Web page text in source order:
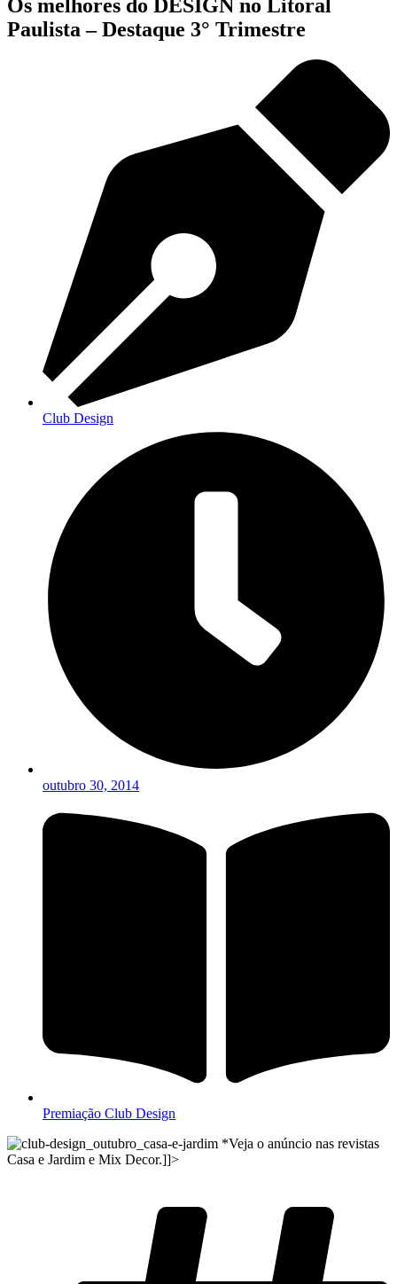
Os melhores do DESIGN no Litoral
Paulista – Destaque 3° Trimestre
Club Design
outubro 30, 2014
Premiação Club Design
*Veja o anúncio nas revistas
Casa e Jardim e Mix Decor.]]>